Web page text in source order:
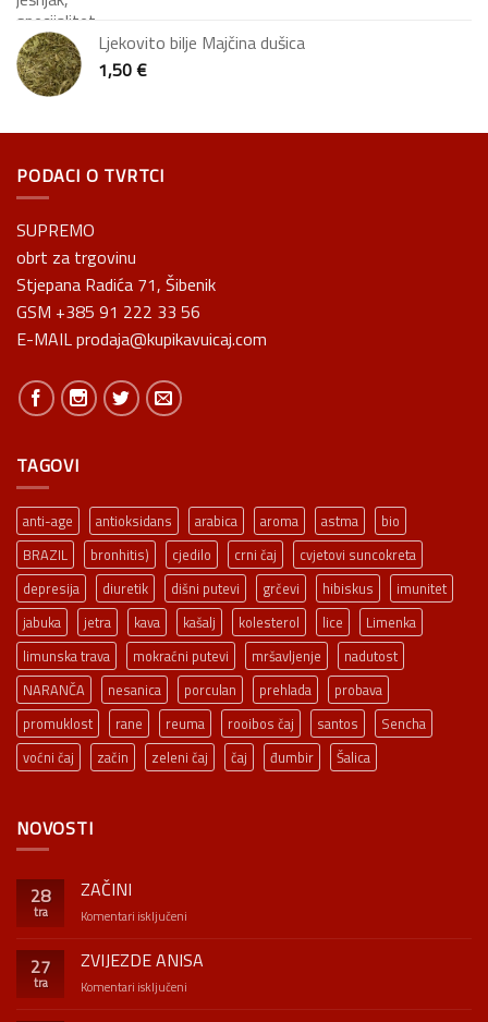
Ljekovito bilje Majčina dušica
1,50€
PODACI O TVRTCI
SUPREMO
obrt za trgovinu
Stjepana Radića 71, Šibenik
GSM +385 91 222 33 56
E-MAIL prodaja@kupikavuicaj.com
TAGOVI
anti-age antioksidans arabica aroma astma
bio
BRAZIL
bronhitis) cjedilo crni čaj
cvjetovi suncokreta
depresija
diuretik dišni putevi grčevi hibiskus
imunitet
jabuka
jetra kava kašalj kolesterol lice
Limenka
limunska trava
mokraćni putevi mršavljenje
nadutost
NARANČA
nesanica porculan prehlada
probava
promuklost
rane reuma rooibos čaj santos
Sencha
voćni čaj
začin zeleni čaj čaj đumbir Šalica
NOVOSTI
28
tra
ZAČINI
Komentari isključeni
27
tra
ZVIJEZDE ANISA
Komentari isključeni